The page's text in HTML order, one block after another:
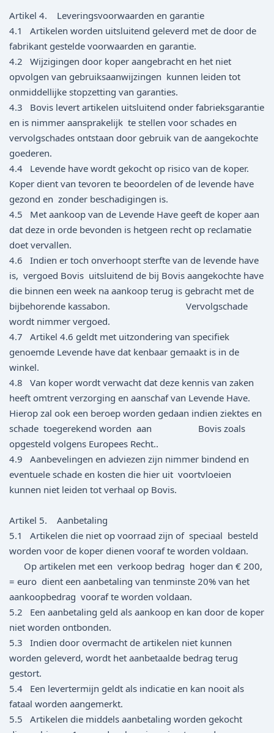
Artikel 4. Leveringsvoorwaarden en garantie
4.1 Artikelen worden uitsluitend geleverd met de door de
fabrikant gestelde voorwaarden en garantie.
4.2 Wijzigingen door koper aangebracht en het niet
opvolgen van gebruiksaanwijzingen kunnen leiden tot
onmiddellijke stopzetting van garanties.
4.3 Bovis levert artikelen uitsluitend onder fabrieksgarantie
en is nimmer aansprakelijk te stellen voor schades en
vervolgschades ontstaan door gebruik van de aangekochte
goederen.
4.4 Levende have wordt gekocht op risico van de koper.
Koper dient van tevoren te beoordelen of de levende have
gezond en zonder beschadigingen is.
4.5 Met aankoop van de Levende Have geeft de koper aan
dat deze in orde bevonden is hetgeen recht op reclamatie
doet vervallen.
4.6 Indien er toch onverhoopt sterfte van de levende have
is, vergoed Bovis uitsluitend de bij Bovis aangekochte have
die binnen een week na aankoop terug is gebracht met de
bijbehorende kassabon. Vervolgschade
wordt nimmer vergoed.
4.7 Artikel 4.6 geldt met uitzondering van specifiek
genoemde Levende have dat kenbaar gemaakt is in de
winkel.
4.8 Van koper wordt verwacht dat deze kennis van zaken
heeft omtrent verzorging en aanschaf van Levende Have.
Hierop zal ook een beroep worden gedaan indien ziektes en
schade toegerekend worden aan Bovis zoals
opgesteld volgens Europees Recht..
4.9 Aanbevelingen en adviezen zijn nimmer bindend en
eventuele schade en kosten die hier uit voortvloeien
kunnen niet leiden tot verhaal op Bovis.
Artikel 5. Aanbetaling
5.1 Artikelen die niet op voorraad zijn of speciaal besteld
worden voor de koper dienen vooraf te worden voldaan.
Op artikelen met een verkoop bedrag hoger dan € 200,
= euro dient een aanbetaling van tenminste 20% van het
aankoopbedrag vooraf te worden voldaan.
5.2 Een aanbetaling geld als aankoop en kan door de koper
niet worden ontbonden.
5.3 Indien door overmacht de artikelen niet kunnen
worden geleverd, wordt het aanbetaalde bedrag terug
gestort.
5.4 Een levertermijn geldt als indicatie en kan nooit als
fataal worden aangemerkt.
5.5 Artikelen die middels aanbetaling worden gekocht